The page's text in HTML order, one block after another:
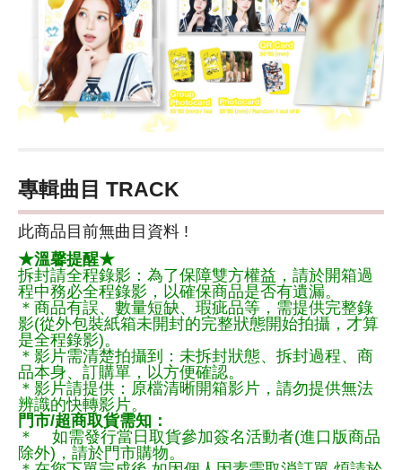
專輯曲目 TRACK
此商品目前無曲目資料 !
★溫馨提醒★
拆封請全程錄影：為了保障雙方權益，請於開箱過
程中務必全程錄影，以確保商品是否有遺漏。
＊商品有誤、數量短缺、瑕疵品等，需提供完整錄
影(從外包裝紙箱未開封的完整狀態開始拍攝，才算
是全程錄影)。
＊影片需清楚拍攝到：未拆封狀態、拆封過程、商
品本身、訂購單，以方便確認。
＊影片請提供：原檔清晰開箱影片，請勿提供無法
辨識的快轉影片。
門市/超商取貨需知：
＊ 如需發行當日取貨參加簽名活動者(進口版商品
除外)，請於門市購物。